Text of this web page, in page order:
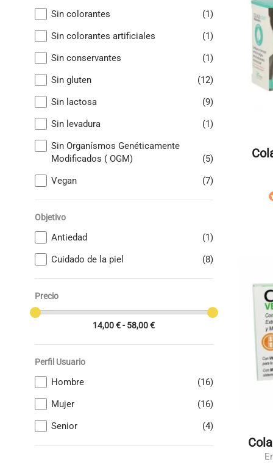
Sin colorantes
(1)
Sin colorantes artificiales
(1)
Sin conservantes
(1)
Sin gluten
(12)
Sin lactosa
(9)
Sin levadura
(1)
Sin Organísmos Genéticamente
Modificados ( OGM)
(5)
Vegan
(7)
Objetivo
Antiedad
(1)
Cuidado de la piel
(8)
Precio
14,00 € - 58,00 €
Perfil Usuario
Hombre
(16)
Mujer
(16)
Senior
(4)